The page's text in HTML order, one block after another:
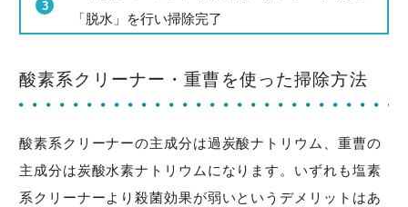
「脱水」を行い掃除完了
酸素系クリーナー・重曹を使った掃除方法
酸素系クリーナーの主成分は過炭酸ナトリウム、重曹の
主成分は炭酸水素ナトリウムになります。いずれも塩素
系クリーナーより殺菌効果が弱いというデメリットはあ